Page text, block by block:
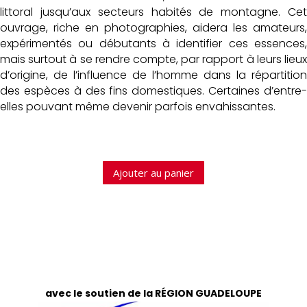
littoral jusqu’aux secteurs habités de montagne. Cet
ouvrage, riche en photographies, aidera les amateurs,
expérimentés ou débutants à identifier ces essences,
mais surtout à se rendre compte, par rapport à leurs lieux
d’origine, de l’influence de l’homme dans la répartition
des espèces à des fins domestiques. Certaines d’entre-
elles pouvant même devenir parfois envahissantes.
Ajouter au panier
avec le soutien de la RÉGION GUADELOUPE